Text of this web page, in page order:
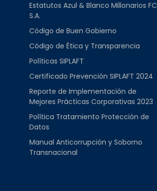
Estatutos Azul & Blanco Millonarios FC
S.A.
Código de Buen Gobierno
Código de Ética y Transparencia
Políticas SIPLAFT
Certificado Prevención SIPLAFT 2024
Reporte de Implementación de
Mejores Prácticas Corporativas 2023
Política Tratamiento Protección de
Datos
Manual Anticorrupción y Soborno
Transnacional